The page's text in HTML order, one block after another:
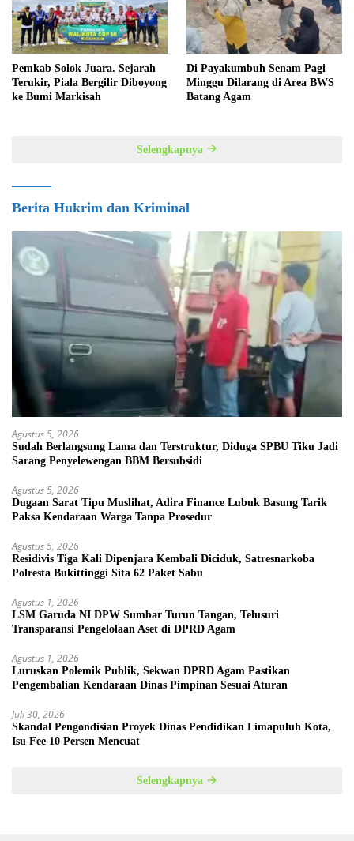
Pemkab Solok Juara. Sejarah
Terukir, Piala Bergilir Diboyong
ke Bumi Markisah
Di Payakumbuh Senam Pagi
Minggu Dilarang di Area BWS
Batang Agam
Selengkapnya
Berita Hukrim dan Kriminal
Agustus 5, 2026
Sudah Berlangsung Lama dan Terstruktur, Diduga SPBU Tiku Jadi
Sarang Penyelewengan BBM Bersubsidi
Agustus 5, 2026
Dugaan Sarat Tipu Muslihat, Adira Finance Lubuk Basung Tarik
Paksa Kendaraan Warga Tanpa Prosedur
Agustus 5, 2026
Residivis Tiga Kali Dipenjara Kembali Diciduk, Satresnarkoba
Polresta Bukittinggi Sita 62 Paket Sabu
Agustus 1, 2026
LSM Garuda NI DPW Sumbar Turun Tangan, Telusuri
Transparansi Pengelolaan Aset di DPRD Agam
Agustus 1, 2026
Luruskan Polemik Publik, Sekwan DPRD Agam Pastikan
Pengembalian Kendaraan Dinas Pimpinan Sesuai Aturan
Juli 30, 2026
Skandal Pengondisian Proyek Dinas Pendidikan Limapuluh Kota,
Isu Fee 10 Persen Mencuat
Selengkapnya